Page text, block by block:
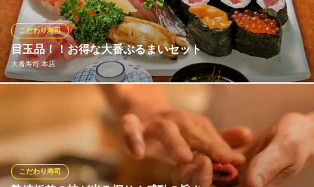
ず、本当に良いと思ったもののみを買い付け、自信を持って皆様
へご提供いたします。
新宿 鮨 栞庵 やましろ 東口
銀座の名店プロデュース
西武新宿線西武新宿駅 徒歩4分
東京都新宿区歌舞伎町1-19-3 歌舞伎町商店街振興組合ビル5F
目玉品！！お得な大番ぶるまいセット
大番寿司 本店
こだわり寿司
初来店のお客様におすすめ大番ぶるまいセット！にぎり10貫、鉄
火巻1本、茶碗蒸し、お碗、お好きなドリンクを1杯（中生ビー
ル、サワー類、ソフトドリンクをサービス）税込み４950円♪（ビ
ールをお付けした場合の総額は7000円相当）
こだわり寿司